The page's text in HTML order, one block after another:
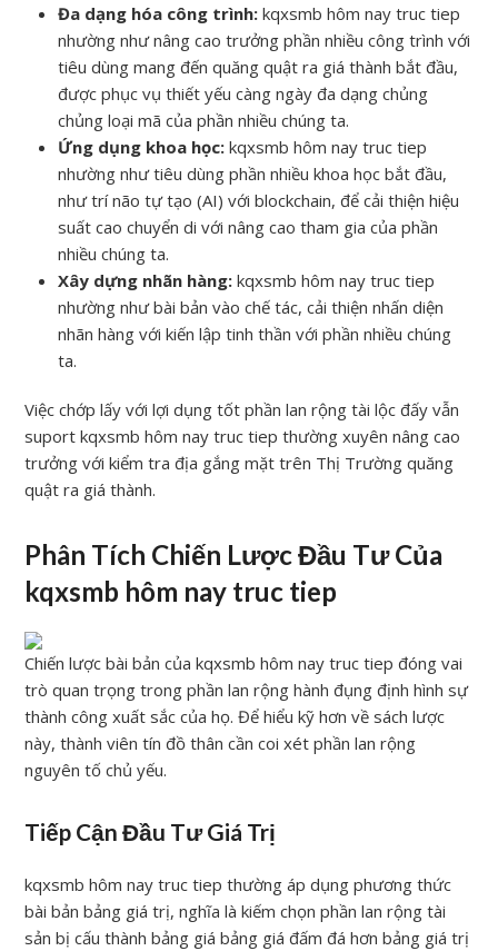
Đa dạng hóa công trình: kqxsmb hôm nay truc tiep
nhường như nâng cao trưởng phần nhiều công trình với
tiêu dùng mang đến quăng quật ra giá thành bắt đầu,
được phục vụ thiết yếu càng ngày đa dạng chủng
chủng loại mã của phần nhiều chúng ta.
Ứng dụng khoa học: kqxsmb hôm nay truc tiep
nhường như tiêu dùng phần nhiều khoa học bắt đầu,
như trí não tự tạo (AI) với blockchain, để cải thiện hiệu
suất cao chuyển di với nâng cao tham gia của phần
nhiều chúng ta.
Xây dựng nhãn hàng: kqxsmb hôm nay truc tiep
nhường như bài bản vào chế tác, cải thiện nhấn diện
nhãn hàng với kiến lập tinh thần với phần nhiều chúng
ta.
Việc chớp lấy với lợi dụng tốt phần lan rộng tài lộc đấy vẫn
suport kqxsmb hôm nay truc tiep thường xuyên nâng cao
trưởng với kiểm tra địa gắng mặt trên Thị Trường quăng
quật ra giá thành.
Phân Tích Chiến Lược Đầu Tư Của
kqxsmb hôm nay truc tiep
Chiến lược bài bản của kqxsmb hôm nay truc tiep đóng vai
trò quan trọng trong phần lan rộng hành đụng định hình sự
thành công xuất sắc của họ. Để hiểu kỹ hơn về sách lược
này, thành viên tín đồ thân cần coi xét phần lan rộng
nguyên tố chủ yếu.
Tiếp Cận Đầu Tư Giá Trị
kqxsmb hôm nay truc tiep thường áp dụng phương thức
bài bản bảng giá trị, nghĩa là kiếm chọn phần lan rộng tài
sản bị cấu thành bảng giá bảng giá đấm đá hơn bảng giá trị